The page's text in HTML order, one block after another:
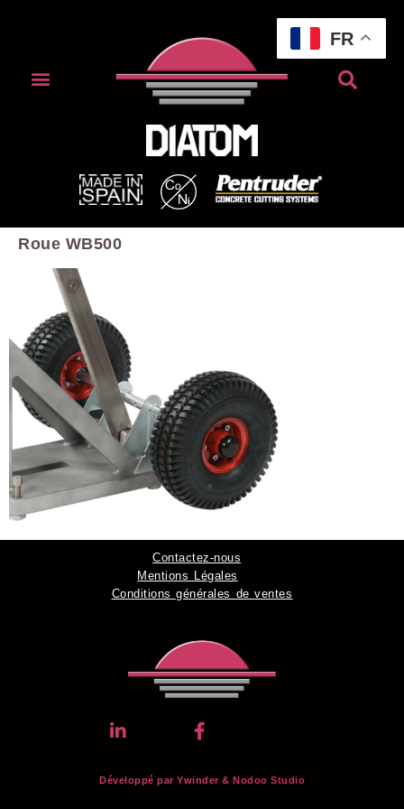
Roue WB500
Contactez-nous
Mentions Légales
Conditions générales de ventes
Développé par Ywinder & Nodoo Studio
FR